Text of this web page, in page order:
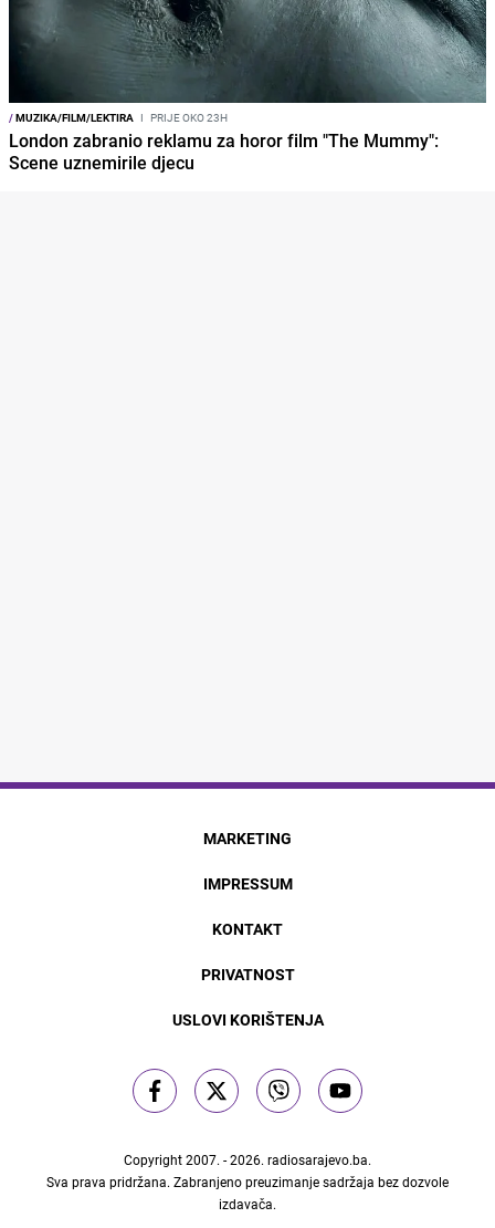
/MUZIKA/FILM/LEKTIRA I PRIJE OKO 23H
London zabranio reklamu za horor film "The Mummy":
Scene uznemirile djecu
MARKETING
IMPRESSUM
KONTAKT
PRIVATNOST
USLOVI KORIŠTENJA
Copyright 2007. - 2026. radiosarajevo.ba.
Sva prava pridržana. Zabranjeno preuzimanje sadržaja bez dozvole
izdavača.